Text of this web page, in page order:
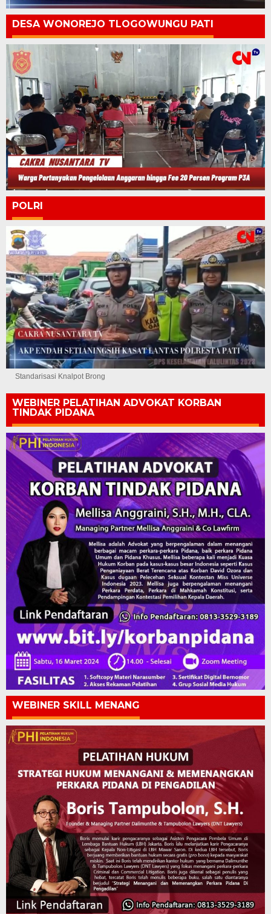
DESA WONOREJO TLOGOWUNGU PATI
POLRI
Standarisasi Knalpot Brong
WEBINER PELATIHAN ADVOKAT KORBAN
TINDAK PIDANA
WEBINER SKILL MENANG